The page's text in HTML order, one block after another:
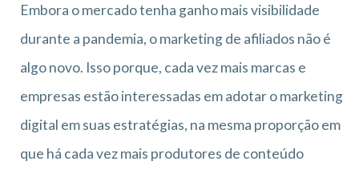
Embora o mercado tenha ganho mais visibilidade
durante a pandemia, o marketing de afiliados não é
algo novo. Isso porque, cada vez mais marcas e
empresas estão interessadas em adotar o marketing
digital em suas estratégias, na mesma proporção em
que há cada vez mais produtores de conteúdo